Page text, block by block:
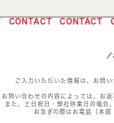
CONTACT
ご入力いただいた情報は、お問
お問い合わせの内容によっては、お
また、土日祝日・弊社休業日の場合
お急ぎの際はお電話（本